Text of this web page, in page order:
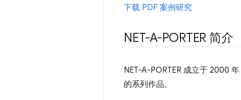
下载 PDF 案例研究
NET-A-PORTER 简介
NET-A-PORTER 成立于 2000
的系列作品。